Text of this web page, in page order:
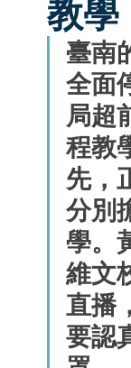
教學
臺南
全面
局超
程教
先，
分別
學。
維文
直播
要認